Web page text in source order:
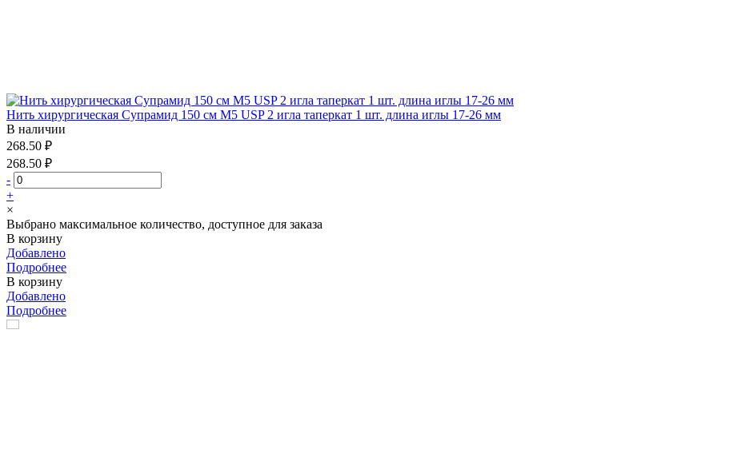
Нить хирургическая Супрамид 150 см М5 USP 2 игла таперкат 1 шт. длина иглы 17-26 мм
В наличии
268.50 ₽
268.50 ₽
-
+
×
Выбрано максимальное количество, доступное для заказа
В корзину
Добавлено
Подробнее
В корзину
Добавлено
Подробнее